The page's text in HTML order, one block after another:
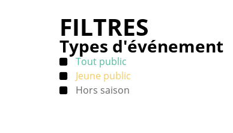
FILTRES
Types d'événement
Tout public
Jeune public
Hors saison